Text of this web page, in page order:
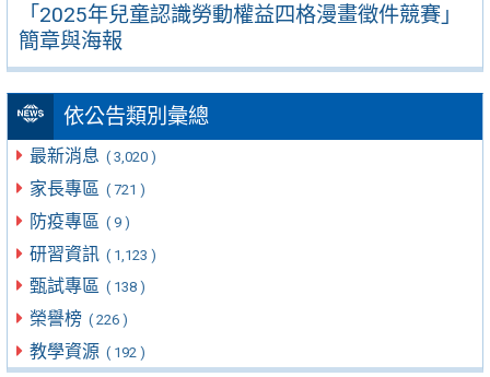
「2025年兒童認識勞動權益四格漫畫徵件競賽」
簡章與海報
依公告類別彙總
最新消息 ( 3,020 )
家長專區 ( 721 )
防疫專區 ( 9 )
研習資訊 ( 1,123 )
甄試專區 ( 138 )
榮譽榜 ( 226 )
教學資源 ( 192 )